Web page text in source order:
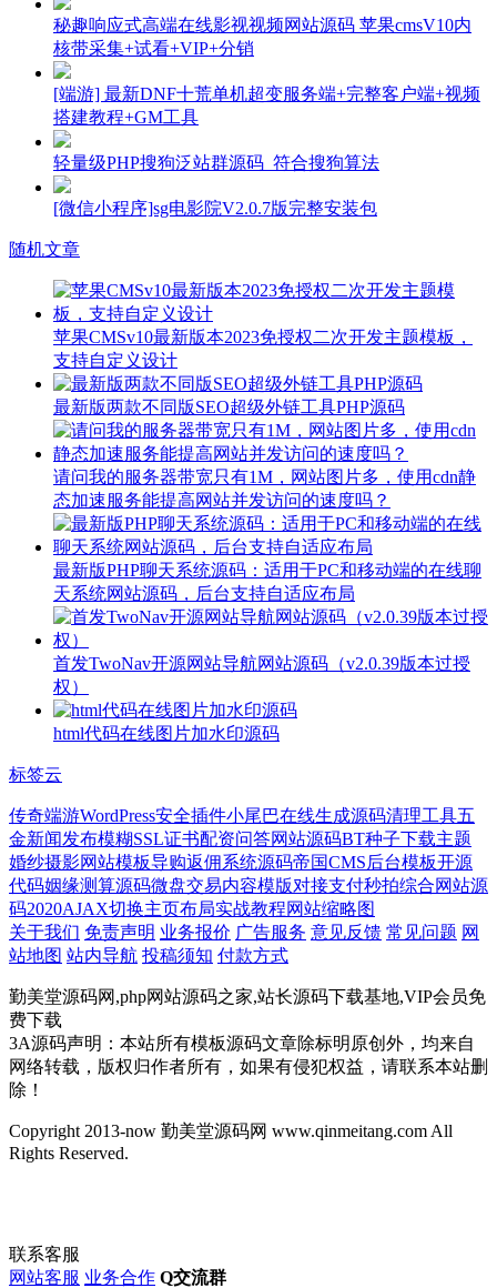
秘趣响应式高端在线影视视频网站源码 苹果cmsV10内
核带采集+试看+VIP+分销
[端游] 最新DNF十荒单机超变服务端+完整客户端+视频
搭建教程+GM工具
轻量级PHP搜狗泛站群源码_符合搜狗算法
[微信小程序]sg电影院V2.0.7版完整安装包
随机文章
苹果CMSv10最新版本2023免授权二次开发主题模板，
支持自定义设计
最新版两款不同版SEO超级外链工具PHP源码
请问我的服务器带宽只有1M，网站图片多，使用cdn静
态加速服务能提高网站并发访问的速度吗？
最新版PHP聊天系统源码：适用于PC和移动端的在线聊
天系统网站源码，后台支持自适应布局
首发TwoNav开源网站导航网站源码（v2.0.39版本过授
权）
html代码在线图片加水印源码
标签云
传奇端游WordPress安全插件小尾巴在线生成源码清理工具五
金新闻发布模糊SSL证书配资问答网站源码BT种子下载主题
婚纱摄影网站模板导购返佣系统源码帝国CMS后台模板开源
代码姻缘测算源码微盘交易内容模版对接支付秒拍综合网站源
码2020AJAX切换主页布局实战教程网站缩略图
关于我们 免责声明 业务报价 广告服务 意见反馈 常见问题 网
站地图 站内导航 投稿须知 付款方式
勤美堂源码网,php网站源码之家,站长源码下载基地,VIP会员免
费下载
3A源码声明：本站所有模板源码文章除标明原创外，均来自
网络转载，版权归作者所有，如果有侵犯权益，请联系本站删
除！
Copyright 2013-now 勤美堂源码网 www.qinmeitang.com All
Rights Reserved.
联系客服
网站客服 业务合作 Q交流群